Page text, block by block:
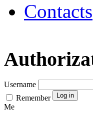
Contacts
Username
Remember
Me